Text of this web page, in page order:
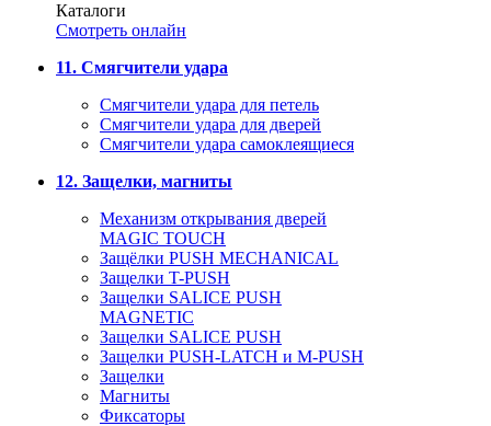
Каталоги
Смотреть онлайн
11. Смягчители удара
Смягчители удара для петель
Смягчители удара для дверей
Cмягчители удара самоклеящиеся
12. Защелки, магниты
Механизм открывания дверей
MAGIC TOUCH
Защёлки PUSH MECHANICAL
Защелки T-PUSH
Защелки SALICE PUSH
MAGNETIC
Защелки SALICE PUSH
Защелки PUSH-LATCH и M-PUSH
Защелки
Магниты
Фиксаторы